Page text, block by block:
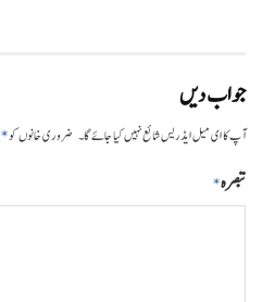
جواب دیں
آپ کا ای میل ایڈریس شائع نہیں کیا جائے گا۔ ضروری خانوں کو*
تبصرہ*